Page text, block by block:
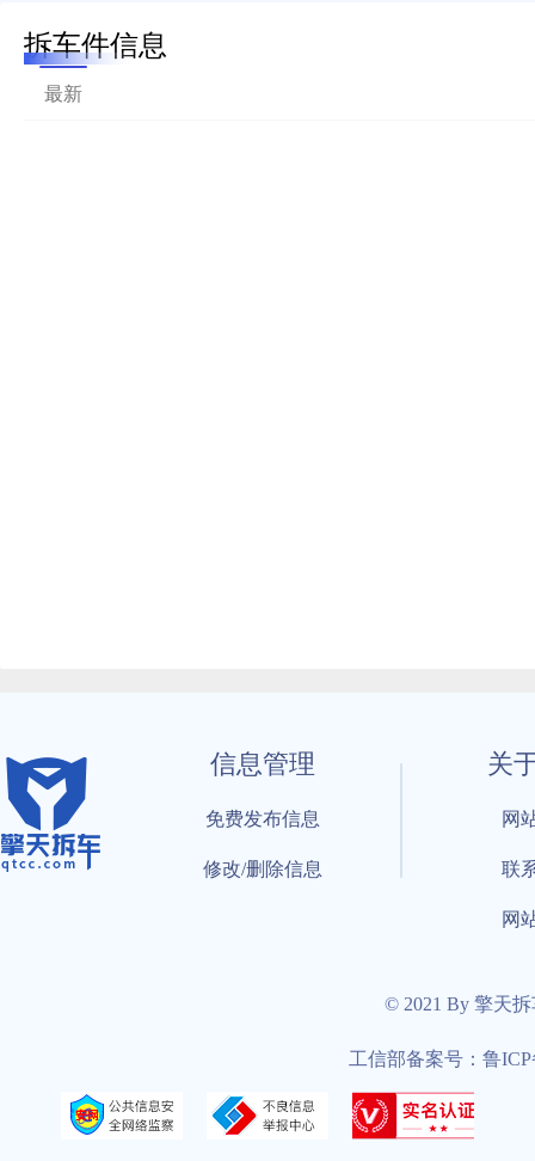
拆车件信息
最新
信息管理
免费发布信息
修改/删除信息
关
网
联
网
© 2021 By 擎天
工信部备案号：鲁